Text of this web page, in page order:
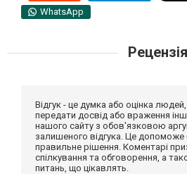
WhatsApp
Рецензія
Відгук - це думка або оцінка
передати досвід або враження
нашого сайту з обов'язковою
залишеного відгука. Це допоможе
правильне рішення. Коментарі
спілкування та обговорення, а
питань, що цікавлять.